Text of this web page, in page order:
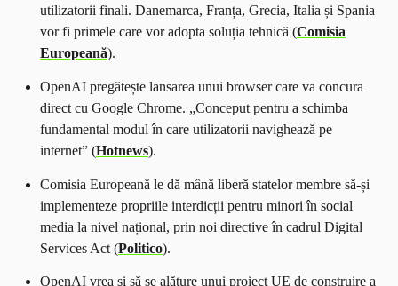
utilizatorii finali. Danemarca, Franța, Grecia, Italia și Spania
vor fi primele care vor adopta soluția tehnică (Comisia
Europeană).
OpenAI pregătește lansarea unui browser care va concura
direct cu Google Chrome. „Conceput pentru a schimba
fundamental modul în care utilizatorii navighează pe
internet” (Hotnews).
Comisia Europeană le dă mână liberă statelor membre să-și
implementeze propriile interdicții pentru minori în social
media la nivel național, prin noi directive în cadrul Digital
Services Act (Politico).
OpenAI vrea și să se alăture unui proiect UE de construire a